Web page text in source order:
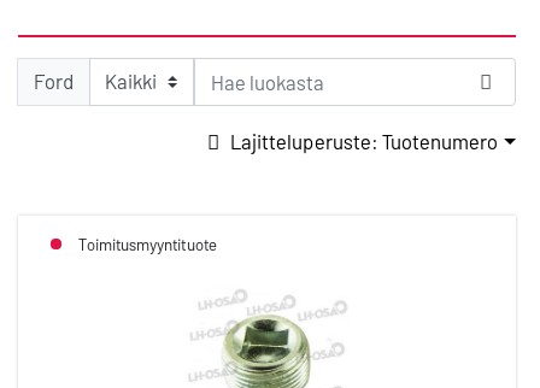
Ford
Lajitteluperuste: Tuotenumero
Toimitusmyyntituote